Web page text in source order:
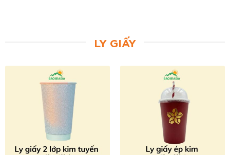
LY GIẤY